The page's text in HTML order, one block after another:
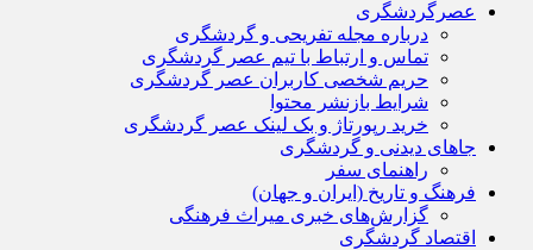
عصرگردشگری
درباره مجله تفریحی و گردشگری
تماس و ارتباط با تیم عصر گردشگری
حریم شخصی کاربران عصر گردشگری
شرایط بازنشر محتوا
خرید رپورتاژ و بک لینک عصر گردشگری
جاهای دیدنی و گردشگری
راهنمای سفر
فرهنگ و تاریخ (ایران و جهان)
گزارش‌های خبری میراث فرهنگی
اقتصاد گردشگری